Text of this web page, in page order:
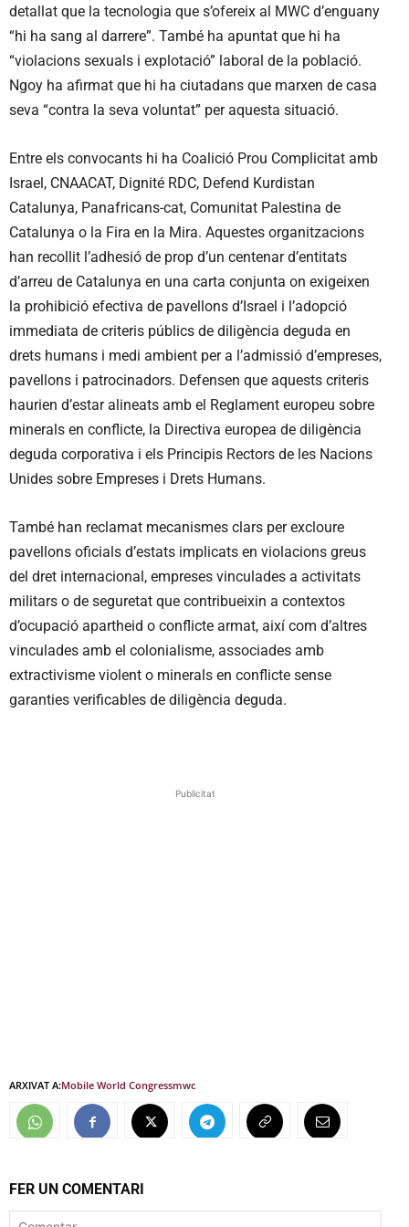
detallat que la tecnologia que s’ofereix al MWC d’enguany
“hi ha sang al darrere”. També ha apuntat que hi ha
“violacions sexuals i explotació” laboral de la població.
Ngoy ha afirmat que hi ha ciutadans que marxen de casa
seva “contra la seva voluntat” per aquesta situació.
Entre els convocants hi ha Coalició Prou Complicitat amb
Israel, CNAACAT, Dignité RDC, Defend Kurdistan
Catalunya, Panafricans-cat, Comunitat Palestina de
Catalunya o la Fira en la Mira. Aquestes organitzacions
han recollit l’adhesió de prop d’un centenar d’entitats
d’arreu de Catalunya en una carta conjunta on exigeixen
la prohibició efectiva de pavellons d’Israel i l’adopció
immediata de criteris públics de diligència deguda en
drets humans i medi ambient per a l’admissió d’empreses,
pavellons i patrocinadors. Defensen que aquests criteris
haurien d’estar alineats amb el Reglament europeu sobre
minerals en conflicte, la Directiva europea de diligència
deguda corporativa i els Principis Rectors de les Nacions
Unides sobre Empreses i Drets Humans.
També han reclamat mecanismes clars per excloure
pavellons oficials d’estats implicats en violacions greus
del dret internacional, empreses vinculades a activitats
militars o de seguretat que contribueixin a contextos
d’ocupació apartheid o conflicte armat, així com d’altres
vinculades amb el colonialisme, associades amb
extractivisme violent o minerals en conflicte sense
garanties verificables de diligència deguda.
Publicitat
ARXIVAT A:Mobile World Congressmwc
FER UN COMENTARI